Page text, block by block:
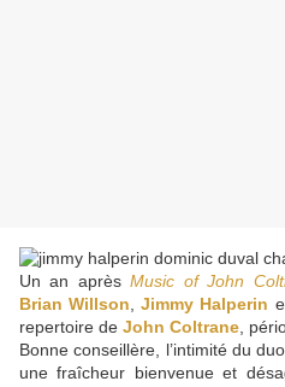
Un an aprèsMusic of John
Brian Willson ,Jimmy Halperin
repertoire de John Coltrane ,
Bonne conseillère, l’intimité du
une fraîcheur bienvenue et